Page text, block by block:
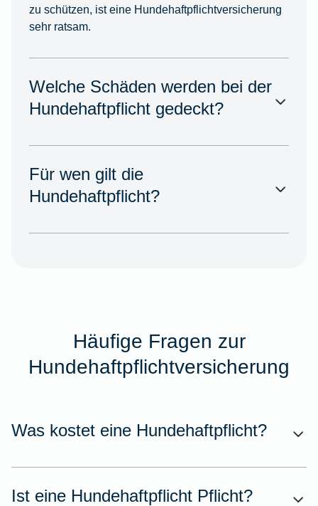
zu schützen, ist eine Hundehaftpflichtversicherung
sehr ratsam.
Welche Schäden werden bei der
Hundehaftpflicht gedeckt?
Für wen gilt die
Hundehaftpflicht?
Häufige Fragen zur
Hundehaftpflichtversicherung
Was kostet eine Hundehaftpflicht?
Ist eine Hundehaftpflicht Pflicht?